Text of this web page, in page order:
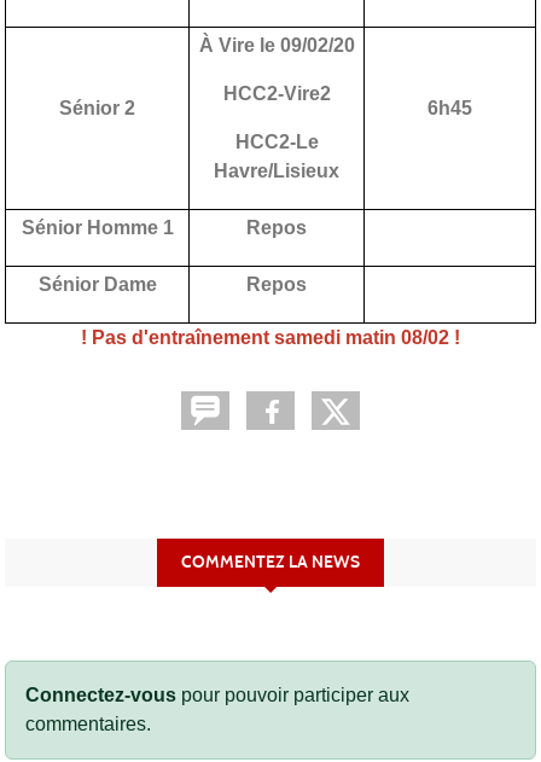
Sénior 2
À Vire le 09/02/20
HCC2-Vire2
HCC2-Le
Havre/Lisieux
6h45
Sénior Homme 1 Repos
Sénior Dame Repos
! Pas d'entraînement samedi matin 08/02 !
COMMENTEZ LA NEWS
Connectez-vous pour pouvoir participer aux
commentaires.